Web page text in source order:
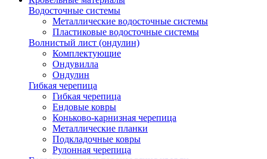
Водосточные системы
Металлические водосточные системы
Пластиковые водосточные системы
Волнистый лист (ондулин)
Комплектующие
Ондувилла
Ондулин
Гибкая черепица
Гибкая черепица
Ендовые ковры
Коньково-карнизная черепица
Металлические планки
Подкладочные ковры
Рулонная черепица